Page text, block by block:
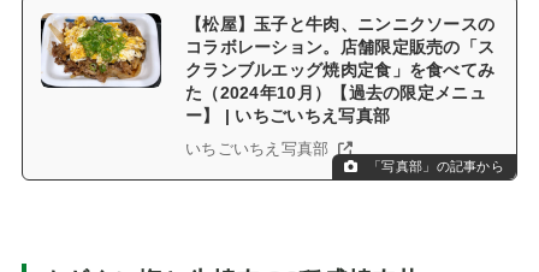
「写真部」の記事から
【松屋】玉子と牛肉、ニンニクソースの
コラボレーション。店舗限定販売の「ス
クランブルエッグ焼肉定食」を食べてみ
た（2024年10月）【過去の限定メニュ
ー】 | いちごいちえ写真部
いちごいちえ写真部